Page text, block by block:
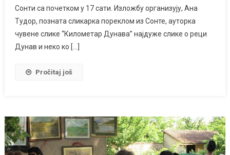
Сонти са почетком у 17 сати. Изложбу организују, Ана
Тудор, позната сликарка пореклом из Сонте, ауторка
чувене слике “Километар Дунава” најдуже слике о реци
Дунав и неко ко […]
Pročitaj još